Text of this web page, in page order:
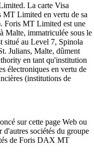
La carte Visa
MT Limited en vertu de sa
Foris MT Limited est une
Malte, immatriculée sous le
situé au Level 7, Spinola
Julians, Malte, dûment
en tant qu'institution
électroniques en vertu de
(institutions de
sur cette page Web ou
d'autres sociétés du groupe
de Foris DAX MT